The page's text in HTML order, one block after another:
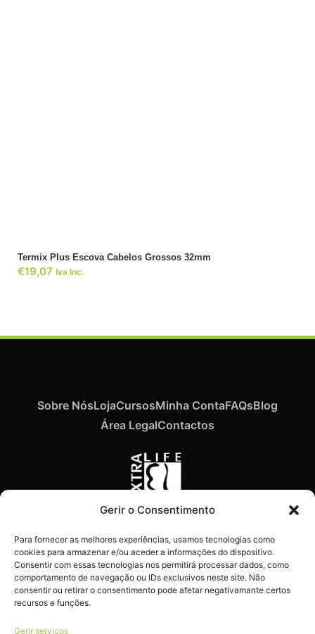
Gerir o Consentimento
Para fornecer as melhores experiências, usamos tecnologias como
cookies para armazenar e/ou aceder a informações do dispositivo.
Consentir com essas tecnologias nos permitirá processar dados, como
comportamento de navegação ou IDs exclusivos neste site. Não
consentir ou retirar o consentimento pode afetar negativamante certos
recursos e funções.
Gerir serviços
Termix Plus Escova Cabelos Grossos 32mm
€19,07 Iva Inc.
novidades e dicas
imperdíveis diretamente no
teu e-mail.
Sobre NósLojaCursosMinha ContaFAQsBlog
Área LegalContactos